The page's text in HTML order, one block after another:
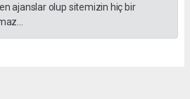
ajanslar olup sitemizin hiç bir